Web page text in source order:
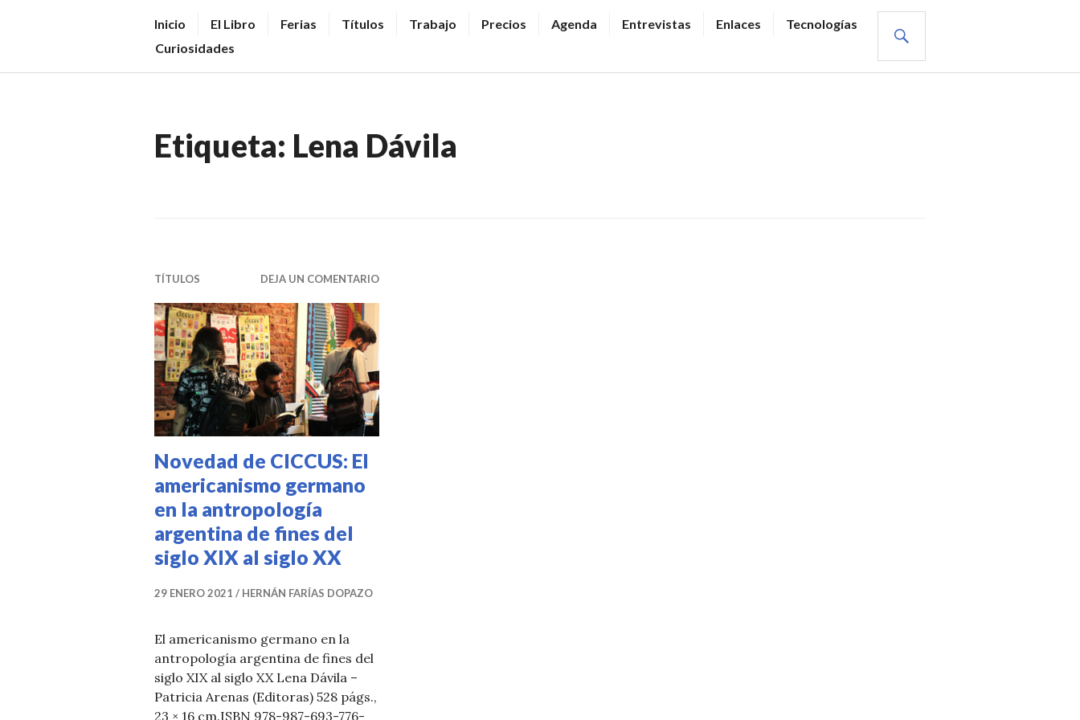
V
E
N
R
S
N
O
T
I
C
I
A
S
Inicio El Libro Ferias Títulos Trabajo Precios Agenda Entrevistas Enlaces
Tecnologías
Curiosidades
Etiqueta: Lena Dávila
TÍTULOS DEJA UN COMENTARIO
Novedad de CICCUS: El
americanismo germano
en la antropología
argentina de fines del
siglo XIX al siglo XX
29 ENERO 2021 HERNÁN FARÍAS DOPAZO
El americanismo germano en la
antropología argentina de fines del
siglo XIX al siglo XX Lena Dávila –
Patricia Arenas (Editoras) 528 págs.,
23 × 16 cm.ISBN 978-987-693-776-